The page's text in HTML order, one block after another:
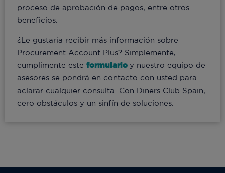
proceso de aprobación de pagos, entre otros
beneficios.
¿Le gustaría recibir más información sobre
Procurement Account Plus? Simplemente,
cumplimente este formulario y nuestro equipo de
asesores se pondrá en contacto con usted para
aclarar cualquier consulta. Con Diners Club Spain,
cero obstáculos y un sinfín de soluciones.